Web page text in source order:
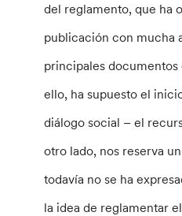
del reglamento, que ha
publicación con mucha
principales
ello, ha supuesto el
diálogo social – el
otro lado, nos reserva
todavía no se ha
la idea de reglamentar